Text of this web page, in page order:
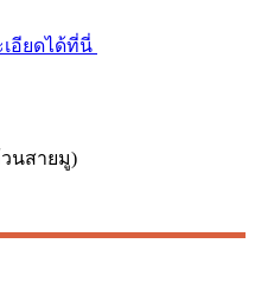
เอียดได้ที่นี่
นสายมู)